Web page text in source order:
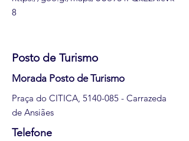
8
Posto de Turismo
Morada Posto de Turismo
Praça do CITICA, 5140-085 - Carrazeda
de Ansiães
Telefone